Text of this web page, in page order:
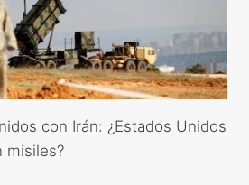
con Irán: ¿Estados Unidos
misiles?